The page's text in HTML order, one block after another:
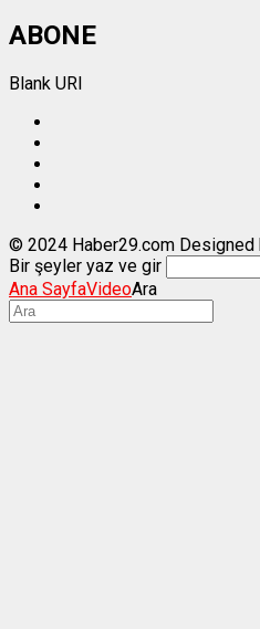
ABONE
Blank URI
© 2024 Haber29.com Designed
Bir şeyler yaz ve gir
Ana SayfaVideoAra